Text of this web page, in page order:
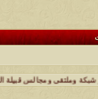
ومجالس قبيلة الجميل